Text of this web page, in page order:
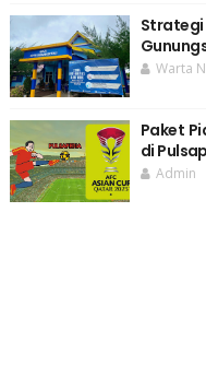
Warta
Paket
di
Admin